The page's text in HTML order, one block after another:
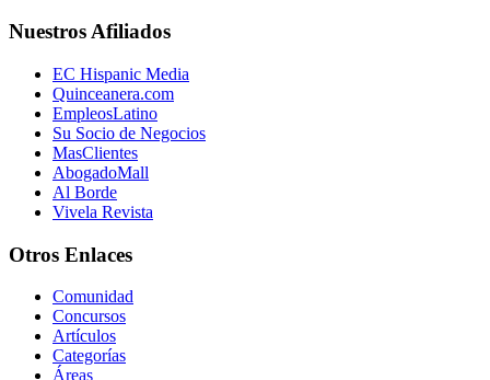
Nuestros Afiliados
EC Hispanic Media
Quinceanera.com
EmpleosLatino
Su Socio de Negocios
MasClientes
AbogadoMall
Al Borde
Vivela Revista
Otros Enlaces
Comunidad
Concursos
Artículos
Categorías
Áreas